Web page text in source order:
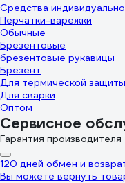
Средства
Перчатки-варежки
Обычные
Брезентовые
брезентовые рукавицы
Брезент
Для термической защиты
Для сварки
Оптом
Сервисное
Гарантия производителя
120 дней обмен и
Вы можете вернуть